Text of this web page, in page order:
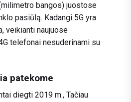
bangos) juostose
pasiūlą. Kadangi 5G yra
veikianti naujuose
telefonai nesuderinami su
patekome
diegti 2019 m., Tačiau